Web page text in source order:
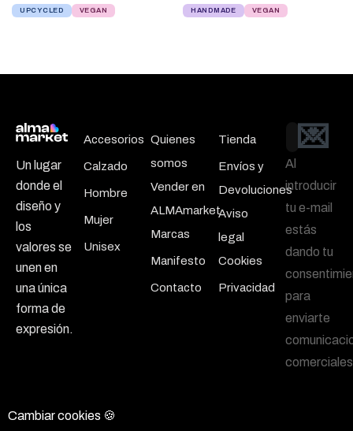
UPCYCLED VEGAN HANDMADE VEGAN
Un lugar
donde el
diseño y
los
valores se
unen en
una única
forma de
expresión.
Accesorios
Calzado
Hombre
Mujer
Unisex
Quienes
somos
Vender en
ALMAmarket
Marcas
Manifesto
Contacto
Tienda
Envíos y
Devoluciones
Aviso
legal
Cookies
Privacidad
Email
💌
Al
introducir
tu e-mail
estás
dando tu
para
enviarte
Cambiar cookies 🍪